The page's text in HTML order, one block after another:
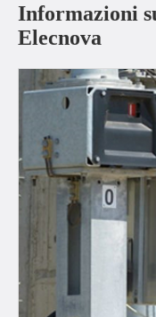
Informazioni
Elecnova